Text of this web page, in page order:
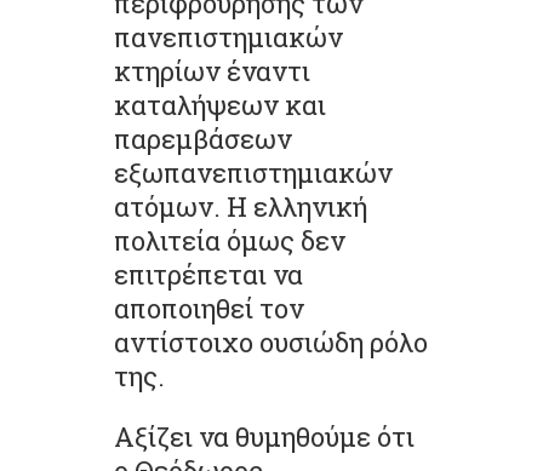
πανεπιστημιακών
κτηρίων έναντι
καταλήψεων και
παρεμβάσεων
εξωπανεπιστημιακών
ατόμων. Η ελληνική
πολιτεία όμως δεν
επιτρέπεται να
αποποιηθεί τον
αντίστοιχο ουσιώδη ρόλο
της.
Αξίζει να θυμηθούμε ότι